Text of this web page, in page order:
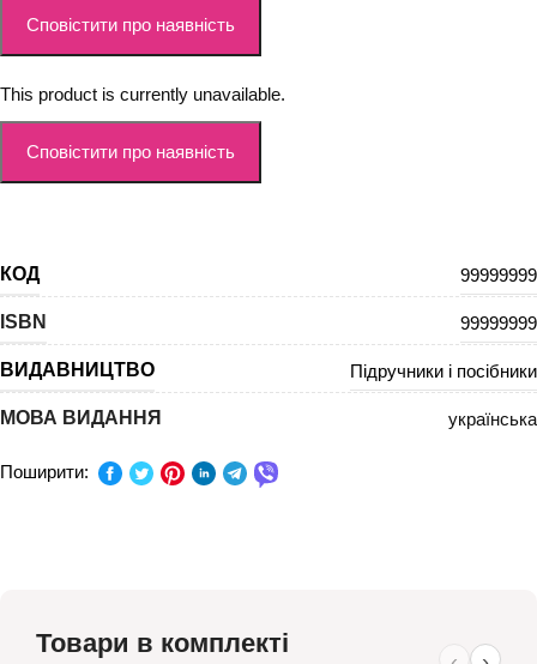
This product is currently unavailable.
КОД 99999999
ISBN 99999999
ВИДАВНИЦТВО Підручники і посібники
МОВА ВИДАННЯ українська
Поширити:
Товари в комплекті